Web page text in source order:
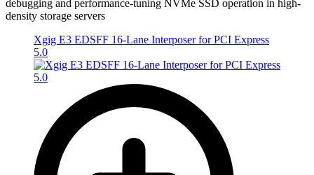
debugging and performance-tuning NVMe SSD operation in high-
density storage servers
Xgig E3 EDSFF 16-Lane Interposer for PCI Express
5.0